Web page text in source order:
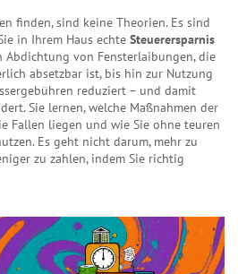
finden, sind keine Theorien. Es sind
in Ihrem Haus echte Steuerersparnis
von Fensterlaibungen, die
absetzbar ist, bis hin zur Nutzung
reduziert – und damit
Sie lernen, welche Maßnahmen der
Fallen liegen und wie Sie ohne teuren
Es geht nicht darum, mehr zu
zu zahlen, indem Sie richtig